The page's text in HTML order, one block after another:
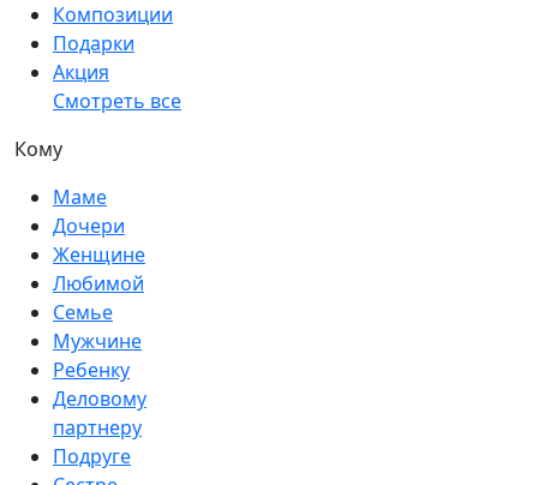
Композиции
Подарки
Акция
Смотреть все
Кому
Маме
Дочери
Женщине
Любимой
Семье
Мужчине
Ребенку
Деловому
партнеру
Подруге